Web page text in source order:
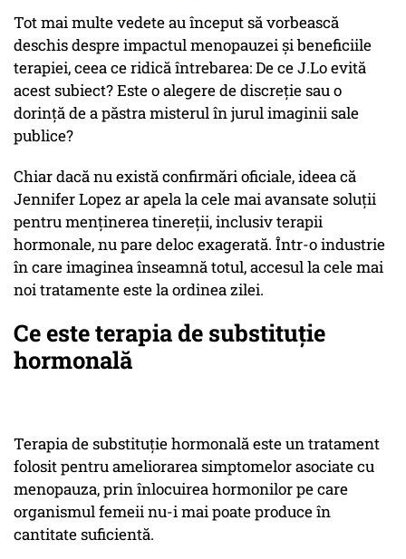
Tot mai multe vedete au început să vorbească
deschis despre impactul menopauzei și beneficiile
terapiei, ceea ce ridică întrebarea: De ce J.Lo evită
acest subiect? Este o alegere de discreție sau o
dorință de a păstra misterul în jurul imaginii sale
publice?
Chiar dacă nu există confirmări oficiale, ideea că
Jennifer Lopez ar apela la cele mai avansate soluții
pentru menținerea tinereții, inclusiv terapii
hormonale, nu pare deloc exagerată. Într-o industrie
în care imaginea înseamnă totul, accesul la cele mai
noi tratamente este la ordinea zilei.
Ce este terapia de substituție
hormonală
Terapia de substituție hormonală este un tratament
folosit pentru ameliorarea simptomelor asociate cu
menopauza, prin înlocuirea hormonilor pe care
organismul femeii nu-i mai poate produce în
cantitate suficientă.